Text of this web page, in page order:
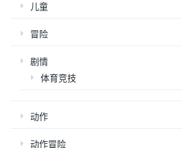
儿童
冒险
剧情
体育竞技
动作
动作冒险